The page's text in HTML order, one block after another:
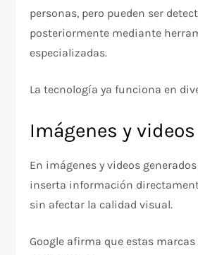
personas, pero pueden ser
posteriormente mediante
especializadas.
La tecnología ya funciona en
Imágenes y videos
En imágenes y videos
inserta información
sin afectar la calidad visual.
Google afirma que estas marcas